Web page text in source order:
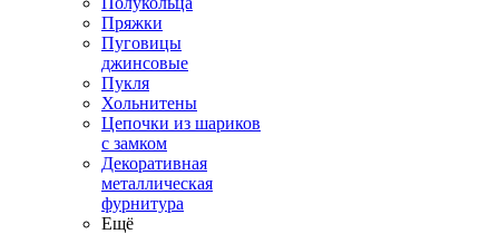
Пряжки
Пуговицы
джинсовые
Пукля
Хольнитены
Цепочки из шариков
с замком
Декоративная
металлическая
фурнитура
Ещё